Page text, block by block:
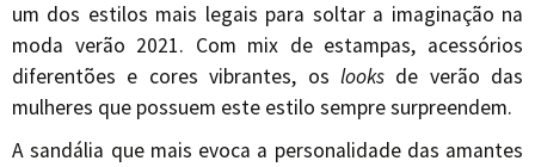
um dos estilos mais legais para soltar a imaginação na
moda verão 2021. Com mix de estampas, acessórios
diferentões e cores vibrantes, os looksde verão das
mulheres que possuem este estilo sempre surpreendem.
A sandália que mais evoca a personalidade das amantes